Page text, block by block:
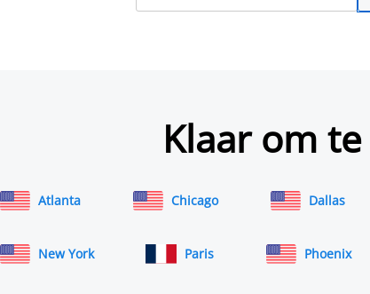
Klaar om
Atlanta Chicago Dallas
New York Paris Phoenix